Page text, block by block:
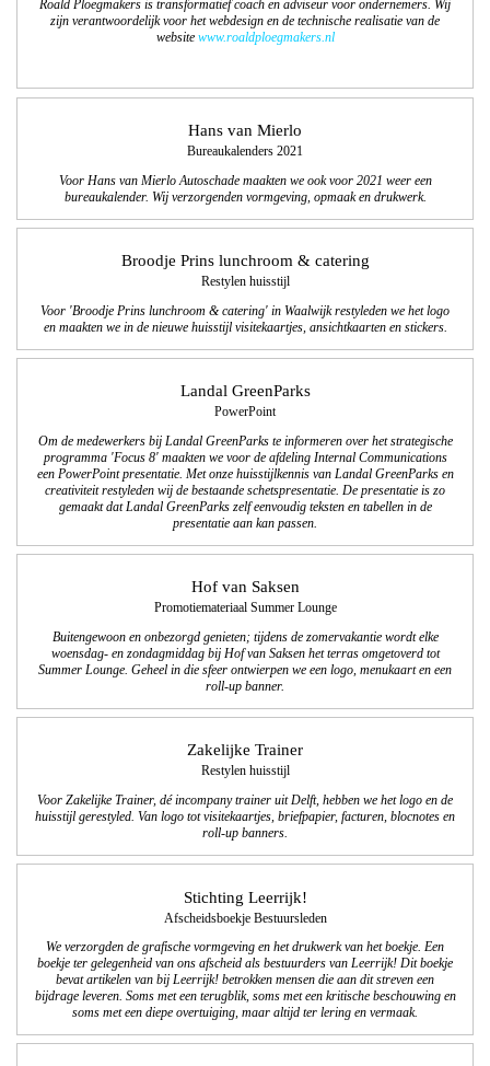
Roald Ploegmakers is transformatief coach en adviseur voor ondernemers. Wij
zijn verantwoordelijk voor het webdesign en de technische realisatie van de
website www.roaldploegmakers.nl
Hans van Mierlo
Bureaukalenders 2021
Voor Hans van Mierlo Autoschade maakten we ook voor 2021 weer een
bureaukalender. Wij verzorgenden vormgeving, opmaak en drukwerk.
Broodje Prins lunchroom & catering
Restylen huisstijl
Voor 'Broodje Prins lunchroom & catering' in Waalwijk restyleden we het logo
en maakten we in de nieuwe huisstijl visitekaartjes, ansichtkaarten en stickers.
Landal GreenParks
PowerPoint
Om de medewerkers bij Landal GreenParks te informeren over het strategische
programma 'Focus 8' maakten we voor de afdeling Internal Communications
een PowerPoint presentatie. Met onze huisstijlkennis van Landal GreenParks en
creativiteit restyleden wij de bestaande schetspresentatie. De presentatie is zo
gemaakt dat Landal GreenParks zelf eenvoudig teksten en tabellen in de
presentatie aan kan passen.
Hof van Saksen
Promotiemateriaal Summer Lounge
Buitengewoon en onbezorgd genieten; tijdens de zomervakantie wordt elke
woensdag- en zondagmiddag bij Hof van Saksen het terras omgetoverd tot
Summer Lounge. Geheel in die sfeer ontwierpen we een logo, menukaart en een
roll-up banner.
Zakelijke Trainer
Restylen huisstijl
Voor Zakelijke Trainer, dé incompany trainer uit Delft, hebben we het logo en de
huisstijl gerestyled. Van logo tot visitekaartjes, briefpapier, facturen, blocnotes en
roll-up banners.
Stichting Leerrijk!
Afscheidsboekje Bestuursleden
We verzorgden de grafische vormgeving en het drukwerk van het boekje. Een
boekje ter gelegenheid van ons afscheid als bestuurders van Leerrijk! Dit boekje
bevat artikelen van bij Leerrijk! betrokken mensen die aan dit streven een
bijdrage leveren. Soms met een terugblik, soms met een kritische beschouwing en
soms met een diepe overtuiging, maar altijd ter lering en vermaak.